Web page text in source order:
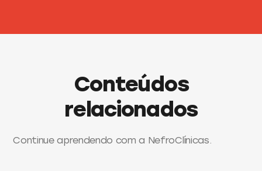
Conteúdos
relacionados
Continue aprendendo com a NefroClínicas.